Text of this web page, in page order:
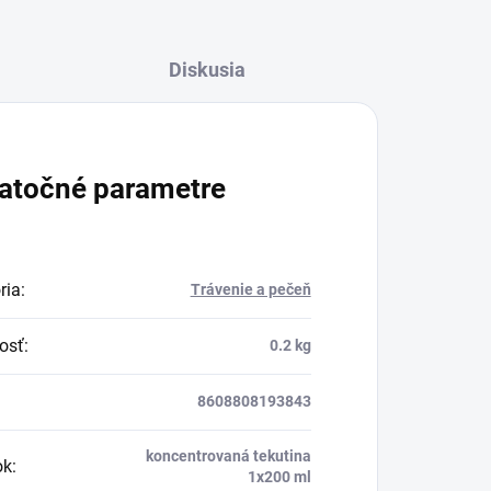
Diskusia
parametre
: Trávenie a pečeň
: 0.2 kg
8608808193843
:
koncentrovaná tekutina
1x200 ml